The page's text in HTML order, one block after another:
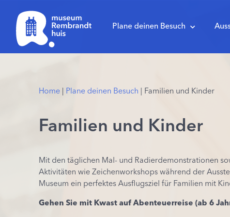
Plane deinen Besuch
Home Plane deinen Besuch Familien und Kinder
Familien und Kinder
Mit den täglichen Mal- und Radierdemonstrationen
Aktivitäten wie Zeichenworkshops während der
Museum ein perfektes Ausflugsziel für Familien mit
Gehen Sie mit Kwast auf Abenteuerreise (ab 6